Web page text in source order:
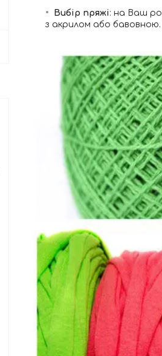
Вибір пряжі : на Ваш
з акрилом або бавовною.